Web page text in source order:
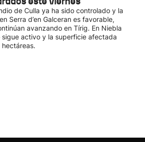
de Culla ya ha sido controlado y la
Serra d’en Galceran es favorable,
avanzando en Tírig. En Niebla
sigue activo y la superficie afectada